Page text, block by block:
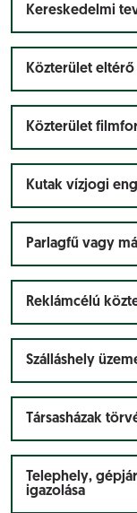
Kereskedelmi
Közterület eltérő
Közterület
Kutak vízjogi
Parlagfű vagy
Reklámcélú
Szálláshely
Társasházak
Telephely,
igazolása